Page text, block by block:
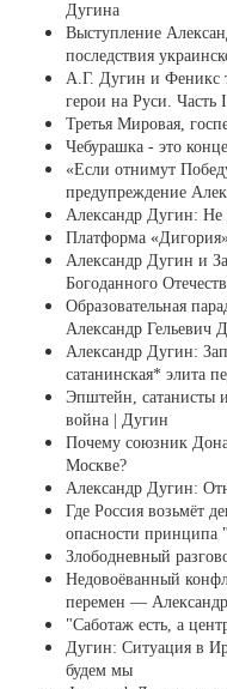
Дугина
Выступление
последствия
А.Г. Дугин и Феникс
герои на Руси. Часть
Третья Мировая,
Чебурашка - это
«Если отнимут
предупреждение
Александр Дугин: Не
Платформа
Александр Дугин и
Богоданного
Образовательная
Александр Гельевич
Александр Дугин:
сатанинская* элита
Эпштейн, сатанисты
война | Дугин
Почему союзник
Москве?
Александр Дугин:
Где Россия возьмёт
опасности принципа
Злободневный
Недовоёванный
перемен —
"Саботаж есть, а
Дугин: Ситуация в
будем мы